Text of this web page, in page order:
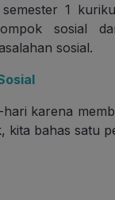
1
sosial
sosial.
karena
kita bahas satu